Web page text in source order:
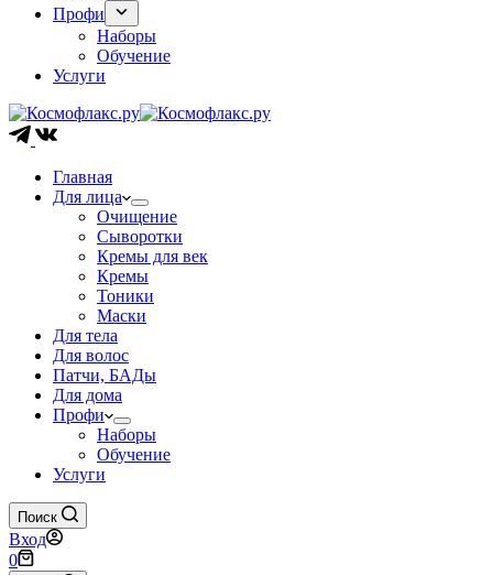
Профи
Наборы
Обучение
Услуги
Главная
Для лица
Очищение
Сыворотки
Кремы для век
Кремы
Тоники
Маски
Для тела
Для волос
Патчи, БАДы
Для дома
Профи
Наборы
Обучение
Услуги
Поиск
Вход
Корзина
0